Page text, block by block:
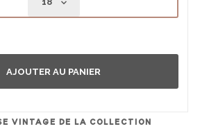
VINTAGE DE LA COLLECTION
AJOUTER AU PANIER